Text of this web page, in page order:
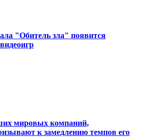
"Обитель зла" появится
мировых компаний,
к замедлению темпов его